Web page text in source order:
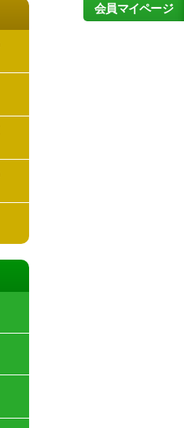
会員マイページ